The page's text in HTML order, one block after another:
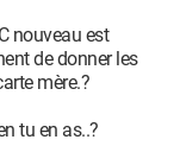
nouveau est
de donner les
mère.?
tu en as..?